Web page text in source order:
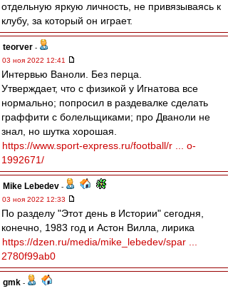
отдельную яркую личность, не привязываясь к
клубу, за который он играет.
teorver -
03 ноя 2022 12:41
Интервью Ваноли. Без перца.
Утверждает, что с физикой у Игнатова все
нормально; попросил в раздевалке сделать
граффити с болельщиками; про Дваноли не
знал, но шутка хорошая.
https://www.sport-express.ru/football/r ... o-
1992671/
Mike Lebedev -
03 ноя 2022 12:33
По разделу "Этот день в Истории" сегодня,
конечно, 1983 год и Астон Вилла, лирика
https://dzen.ru/media/mike_lebedev/spar ...
2780f99ab0
gmk -